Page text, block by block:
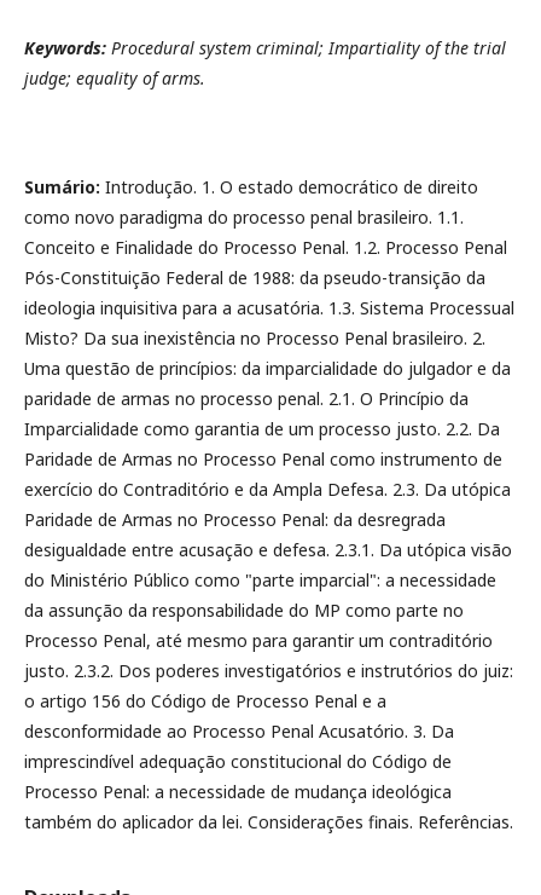
Keywords: Procedural system criminal; Impartiality of the trial
judge; equality of arms.
Sumário: Introdução. 1. O estado democrático de direito
como novo paradigma do processo penal brasileiro. 1.1.
Conceito e Finalidade do Processo Penal. 1.2. Processo Penal
Pós-Constituição Federal de 1988: da pseudo-transição da
ideologia inquisitiva para a acusatória. 1.3. Sistema Processual
Misto? Da sua inexistência no Processo Penal brasileiro. 2.
Uma questão de princípios: da imparcialidade do julgador e da
paridade de armas no processo penal. 2.1. O Princípio da
Imparcialidade como garantia de um processo justo. 2.2. Da
Paridade de Armas no Processo Penal como instrumento de
exercício do Contraditório e da Ampla Defesa. 2.3. Da utópica
Paridade de Armas no Processo Penal: da desregrada
desigualdade entre acusação e defesa. 2.3.1. Da utópica visão
do Ministério Público como "parte imparcial": a necessidade
da assunção da responsabilidade do MP como parte no
Processo Penal, até mesmo para garantir um contraditório
justo. 2.3.2. Dos poderes investigatórios e instrutórios do juiz:
o artigo 156 do Código de Processo Penal e a
desconformidade ao Processo Penal Acusatório. 3. Da
imprescindível adequação constitucional do Código de
Processo Penal: a necessidade de mudança ideológica
também do aplicador da lei. Considerações finais. Referências.